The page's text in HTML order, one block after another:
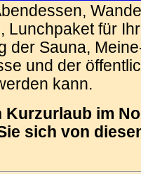
Lunchpaket für
der Sauna,
und der
kann.
Kurzurlaub im
sich von